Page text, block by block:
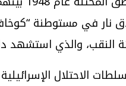
الاحتلال